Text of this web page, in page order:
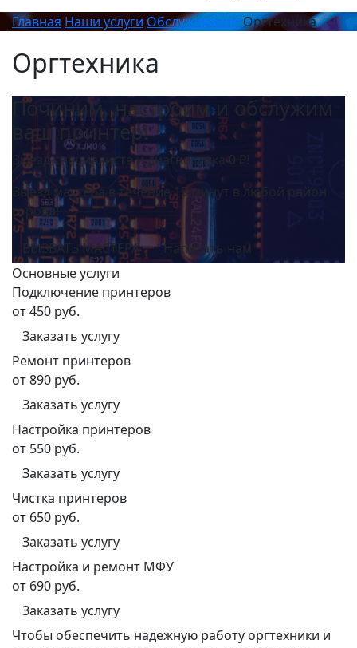
Главная Наши услуги Обслуживание Оргтехника
Оргтехника
Починим, настроим и обслужим
ваш принтер!
Выезд специалиста и диагностика 0 ₽!
Выезд мастера в течение 15 минут в любой район
города!
ВЫЗВАТЬ МАСТЕРА
Написать нам
Основные услуги
Подключение принтеров
от 450 руб.
Заказать услугу
Ремонт принтеров
от 890 руб.
Заказать услугу
Настройка принтеров
от 550 руб.
Заказать услугу
Чистка принтеров
от 650 руб.
Заказать услугу
Настройка и ремонт МФУ
от 690 руб.
Заказать услугу
Чтобы обеспечить надежную работу оргтехники и